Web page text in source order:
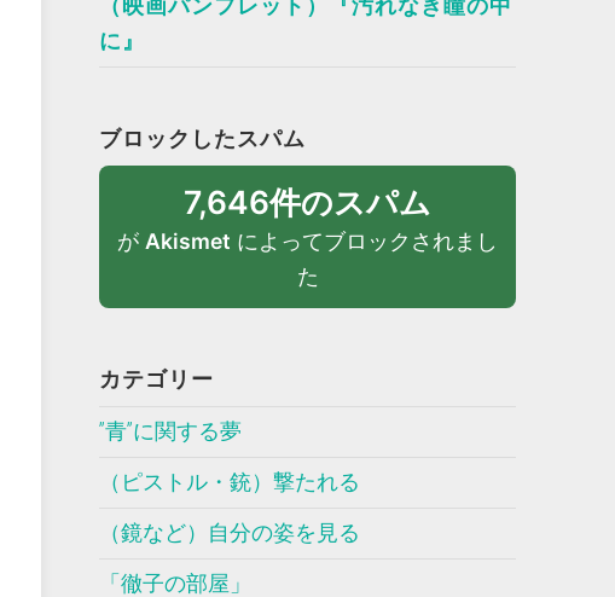
に』
ブロックしたスパム
7,646件のスパム
が Akismet によってブロックされまし
た
カテゴリー
”青”に関する夢
（ピストル・銃）撃たれる
（鏡など）自分の姿を見る
「徹子の部屋」